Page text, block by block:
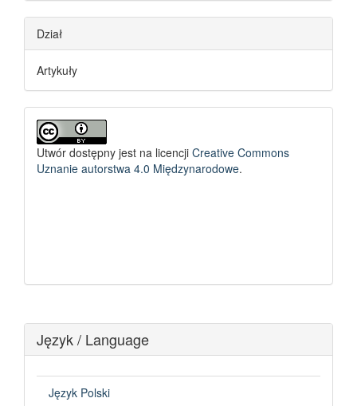
Dział
Artykuły
Utwór dostępny jest na licencji Creative Commons
Uznanie autorstwa 4.0 Międzynarodowe.
Język / Language
Język Polski